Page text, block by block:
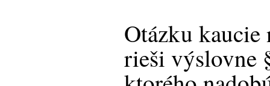
Otázku kaucie
rieši výslovne